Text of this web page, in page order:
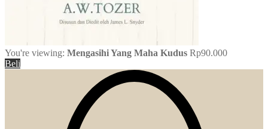
You're viewing: Mengasihi Yang Maha Kudus Rp90.000
Beli